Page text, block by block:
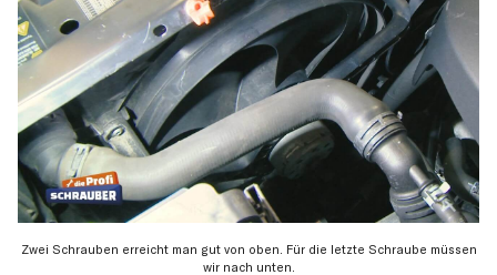
Zwei Schrauben erreicht man gut von oben. Für die letzte Schraube müssen
wir nach unten.